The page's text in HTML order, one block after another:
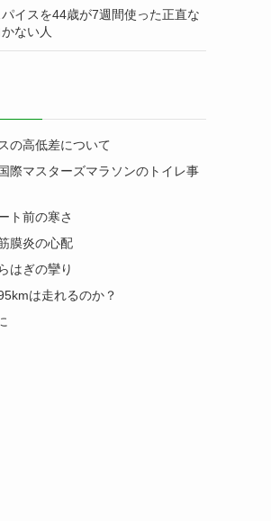
イスを44歳が7週間使った正直な
ない人
の高低差について
際マスターズマラソンのトイレ事
ト前の寒さ
膜炎の心配
はぎの攣り
は走れるのか？